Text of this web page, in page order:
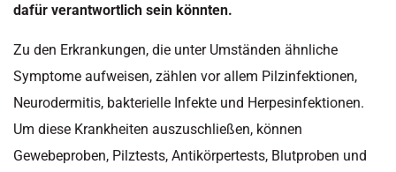
dafür verantwortlich sein könnten.
Zu den Erkrankungen, die unter Umständen ähnliche
Symptome aufweisen, zählen vor allem Pilzinfektionen,
Neurodermitis, bakterielle Infekte und Herpesinfektionen.
Um diese Krankheiten auszuschließen, können
Gewebeproben, Pilztests, Antikörpertests, Blutproben und